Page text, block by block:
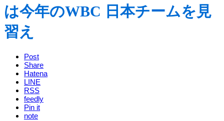
は今年のWBC 日本チームを見
習え
Post
Share
Hatena
LINE
RSS
feedly
Pin it
note